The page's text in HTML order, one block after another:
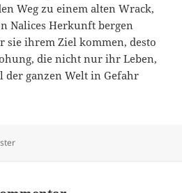
Weg zu einem alten Wrack,
Nalices Herkunft bergen
sie ihrem Ziel kommen, desto
die nicht nur ihr Leben,
der ganzen Welt in Gefahr